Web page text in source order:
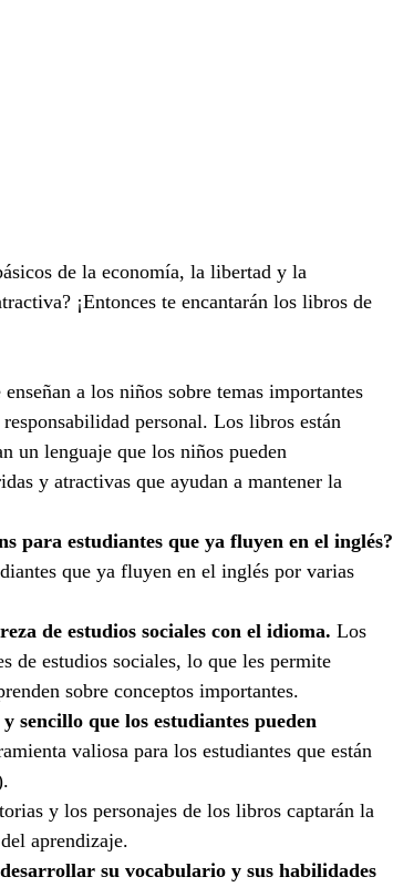
de la economía, la libertad y la
¡Entonces te encantarán los libros de
a los niños sobre temas importantes
personal. Los libros están
un lenguaje que los niños pueden
y atractivas que ayudan a mantener la
para estudiantes que ya fluyen en el inglés?
que ya fluyen en el inglés por varias
de estudios sociales con el idioma. Los
de estudios sociales, lo que les permite
sobre conceptos importantes.
sencillo que los estudiantes pueden
valiosa para los estudiantes que están
y los personajes de los libros captarán la
aprendizaje.
su vocabulario y sus habilidades